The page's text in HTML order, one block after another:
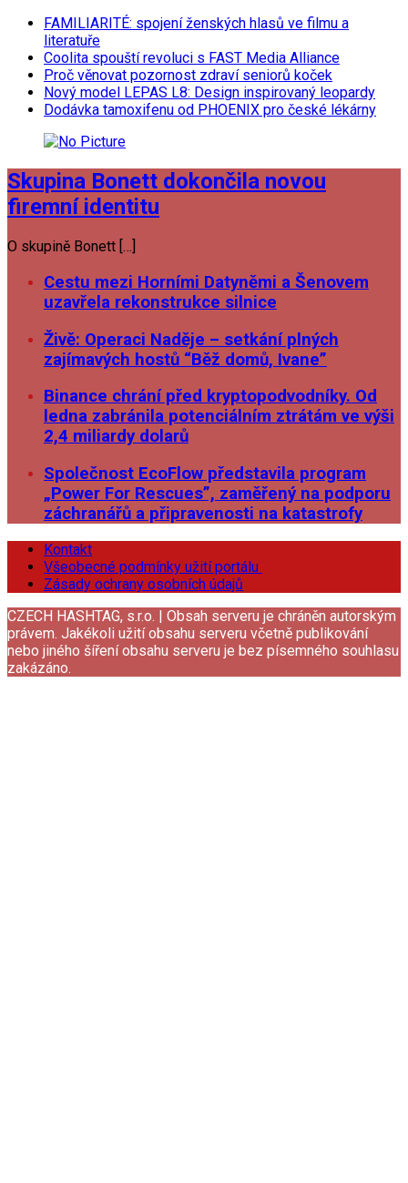
FAMILIARITÉ: spojení ženských hlasů ve filmu a
literatuře
Coolita spouští revoluci s FAST Media Alliance
Proč věnovat pozornost zdraví seniorů koček
Nový model LEPAS L8: Design inspirovaný leopardy
Dodávka tamoxifenu od PHOENIX pro české lékárny
Skupina Bonett dokončila novou
firemní identitu
O skupině Bonett […]
Cestu mezi Horními Datyněmi a Šenovem
uzavřela rekonstrukce silnice
Živě: Operaci Naděje – setkání plných
zajímavých hostů “Běž domů, Ivane”
Binance chrání před kryptopodvodníky. Od
ledna zabránila potenciálním ztrátám ve výši
2,4 miliardy dolarů
Společnost EcoFlow představila program
„Power For Rescues”, zaměřený na podporu
záchranářů a připravenosti na katastrofy
Kontakt
Všeobecné podmínky užití portálu
Zásady ochrany osobních údajů
CZECH HASHTAG, s.r.o. | Obsah serveru je chráněn autorským
právem. Jakékoli užití obsahu serveru včetně publikování
nebo jiného šíření obsahu serveru je bez písemného souhlasu
zakázáno.